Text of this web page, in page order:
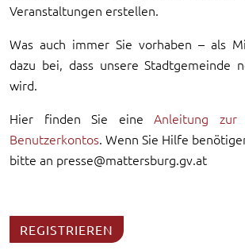
Veranstaltungen erstellen.
Was auch immer Sie vorhaben – als
dazu bei, dass unsere Stadtgemeinde
wird.
Hier finden Sie eineAnleitung zur
Benutzerkontos. Wenn Sie Hilfe
bitte an presse@mattersburg.gv.at
REGISTRIEREN